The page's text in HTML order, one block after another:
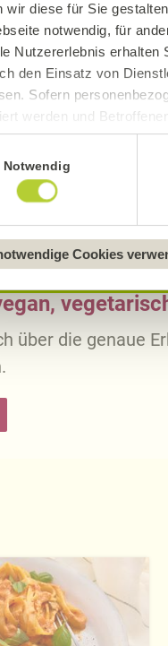
wir diese für Sie
notwendig, für
Nutzererlebnis erhalten
den Einsatz von
Sofern
werden und
und -
über uns erfahren Sie
Notwendig
Cookies
über die genaue